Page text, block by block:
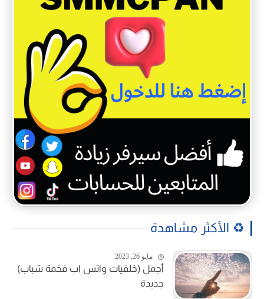
♻️ الأكثر مشاهدة
مايو 26, 2023
أجمل (خلفيات واتس اب فخمة شباب)
جديدة